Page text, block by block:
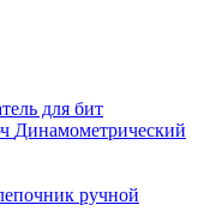
для бит
Динамометрический
ручной